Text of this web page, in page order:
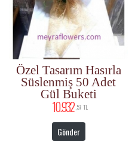
Özel Tasarım Hasırla
Süslenmiş 50 Adet
Gül Buketi
10.932,57 TL
Gönder